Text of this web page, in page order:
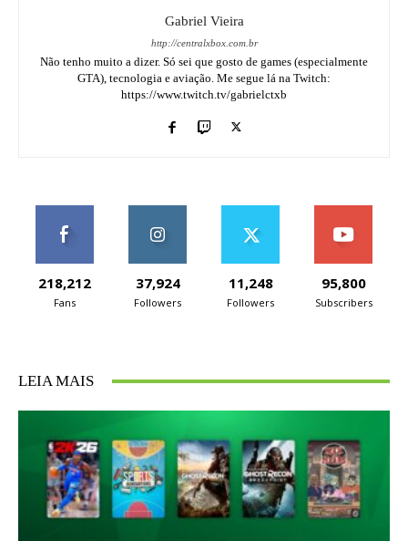
Gabriel Vieira
http://centralxbox.com.br
Não tenho muito a dizer. Só sei que gosto de games (especialmente
GTA), tecnologia e aviação. Me segue lá na Twitch:
https://www.twitch.tv/gabrielctxb
218,212
Fans
37,924
Followers
11,248
Followers
95,800
Subscribers
LEIA MAIS